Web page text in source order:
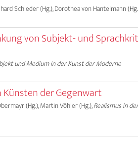
Schieder (Hg.), Dorothea von Hantelmann
von Subjekt- und
und Medium in der Kunst der Moderne
der Gegenwart
(Hg.), Martin Vöhler (Hg.),Realismus in